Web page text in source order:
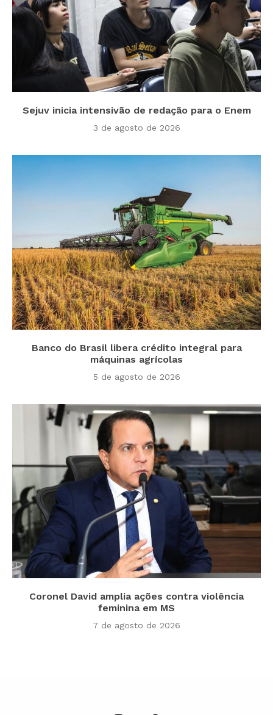
Sejuv inicia intensivão de redação para o Enem
3 de agosto de 2026
Banco do Brasil libera crédito integral para
máquinas agrícolas
5 de agosto de 2026
Coronel David amplia ações contra violência
feminina em MS
7 de agosto de 2026